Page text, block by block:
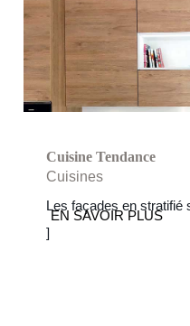
Cuisine Tendance
Cuisines
Les façades en stratifié
EN SAVOIR PLUS
]